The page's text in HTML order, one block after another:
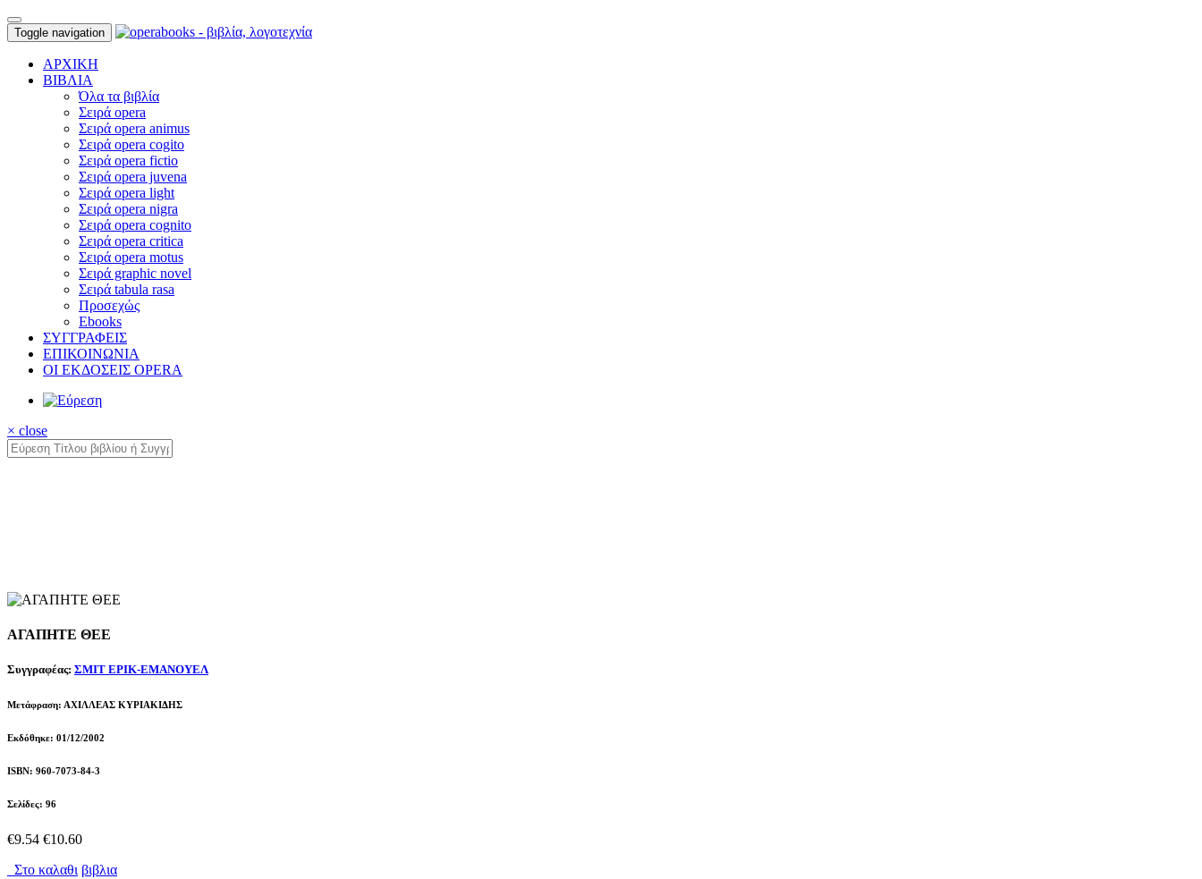
Toggle navigation
ΑΡΧΙΚΗ
ΒΙΒΛΙΑ
Όλα τα βιβλία
Σειρά opera
Σειρά opera animus
Σειρά opera cogito
Σειρά opera fictio
Σειρά opera juvena
Σειρά opera light
Σειρά opera nigra
Σειρά opera cognito
Σειρά opera critica
Σειρά opera motus
Σειρά graphic novel
Σειρά tabula rasa
Προσεχώς
Ebooks
ΣΥΓΓΡΑΦΕΙΣ
ΕΠΙΚΟΙΝΩΝΙΑ
ΟΙ ΕΚΔΟΣΕΙΣ OPERA
× close
ΑΓΑΠΗΤΕ ΘΕΕ
Συγγραφέας: ΣΜΙΤ ΕΡΙΚ-ΕΜΑΝΟΥΕΛ
Μετάφραση: ΑΧΙΛΛΕΑΣ ΚΥΡΙΑΚΙΔΗΣ
Εκδόθηκε: 01/12/2002
ISBN: 960-7073-84-3
Σελίδες: 96
€9.54 €10.60
Στο καλαθι βιβλια